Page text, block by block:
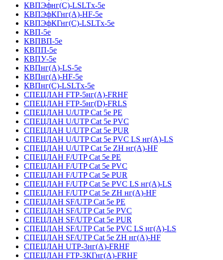
КВПЭфнг(С)-LSLTx-5е
КВПЭфКГнг(А)-HF-5е
КВПЭфКГнг(С)-LSLTx-5е
КВП-5е
КВПВП-5е
КВПП-5е
КВПУ-5е
КВПнг(А)-LS-5е
КВПнг(А)-HF-5е
КВПнг(С)-LSLTx-5е
СПЕЦЛАН FTP-5нг(А)-FRHF
СПЕЦЛАН FTP-5нг(D)-FRLS
СПЕЦЛАН U/UTP Cat 5e PE
СПЕЦЛАН U/UTP Cat 5e PVC
СПЕЦЛАН U/UTP Cat 5e PUR
СПЕЦЛАН U/UTP Cat 5e PVC LS нг(А)-LS
СПЕЦЛАН U/UTP Cat 5e ZH нг(А)-HF
СПЕЦЛАН F/UTP Cat 5e PE
СПЕЦЛАН F/UTP Cat 5e PVC
СПЕЦЛАН F/UTP Cat 5e PUR
СПЕЦЛАН F/UTP Cat 5e PVC LS нг(А)-LS
СПЕЦЛАН F/UTP Cat 5e ZH нг(А)-HF
СПЕЦЛАН SF/UTP Cat 5e PE
СПЕЦЛАН SF/UTP Cat 5e PVC
СПЕЦЛАН SF/UTP Cat 5e PUR
СПЕЦЛАН SF/UTP Cat 5e PVC LS нг(А)-LS
СПЕЦЛАН SF/UTP Cat 5e ZH нг(А)-HF
СПЕЦЛАН UTP-3нг(А)-FRHF
СПЕЦЛАН FTP-3КГнг(А)-FRHF